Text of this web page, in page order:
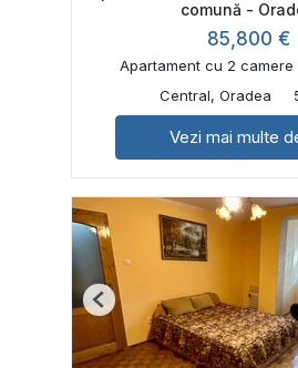
comună -
85,800 €
Apartament cu 2 camere
Central, Oradea
Vezi mai multe
Previous